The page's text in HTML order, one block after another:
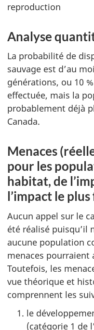
reproduction
Analyse
La probabilité de
sauvage est d’au
générations, ou 10
effectuée, mais la
probablement déjà
Canada.
Menaces
pour les
habitat, de
l’impact le
Aucun appel sur le
été réalisé puisqu’il
aucune population
menaces pourraient
Toutefois, les
vue théorique et
comprennent les
le
(catégorie 1 de